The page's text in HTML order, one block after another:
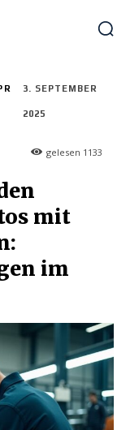
3. SEPTEMBER
2025
gelesen 1133
mit
im